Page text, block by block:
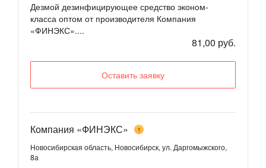
Дезмой дезинфицирующее средство эконом-
класса оптом от производителя Компания
«ФИНЭКС»....
81,00 руб.
Оставить заявку
Компания «ФИНЭКС» 1
Новосибирская область, Новосибирск, ул. Даргомыжского,
8а